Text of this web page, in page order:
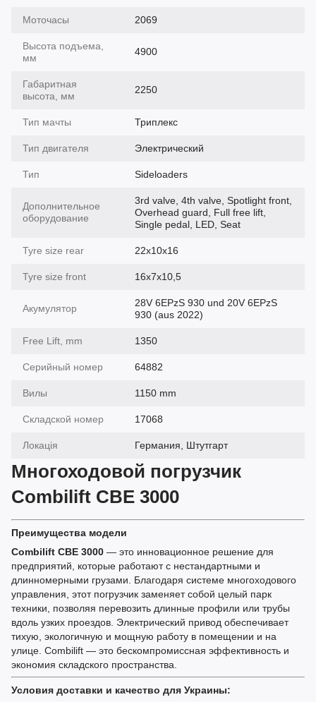
Моточасы 2069
Высота подъема,
мм
4900
Габаритная
высота, мм
2250
Тип мачты Триплекс
Тип двигателя Электрический
Тип Sideloaders
Дополнительное
оборудование
3rd valve, 4th valve, Spotlight front,
Overhead guard, Full free lift,
Single pedal, LED, Seat
Tyre size rear 22x10x16
Tyre size front 16x7x10,5
Акумулятор
28V 6EPzS 930 und 20V 6EPzS
930 (aus 2022)
Free Lift, mm 1350
Серийный номер 64882
Вилы 1150 mm
Складской номер 17068
Локація Германия, Штутгарт
Многоходовой погрузчик
Combilift CBE 3000
Преимущества модели
Combilift CBE 3000 — это инновационное решение для
предприятий, которые работают с нестандартными и
длинномерными грузами. Благодаря системе многоходового
управления, этот погрузчик заменяет собой целый парк
техники, позволяя перевозить длинные профили или трубы
вдоль узких проездов. Электрический привод обеспечивает
тихую, экологичную и мощную работу в помещении и на
улице. Combilift — это бескомпромиссная эффективность и
экономия складского пространства.
Условия доставки и качество для Украины: